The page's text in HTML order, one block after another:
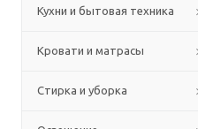
Кухни и бытовая техника
Кровати и матрасы
Стирка и уборка